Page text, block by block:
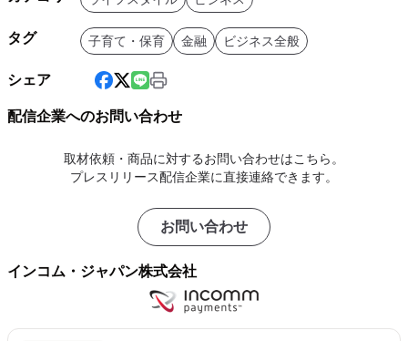
タグ 子育て・保育 金融 ビジネス全般
シェア
配信企業へのお問い合わせ
取材依頼・商品に対するお問い合わせはこちら。
プレスリリース配信企業に直接連絡できます。
お問い合わせ
インコム・ジャパン株式会社